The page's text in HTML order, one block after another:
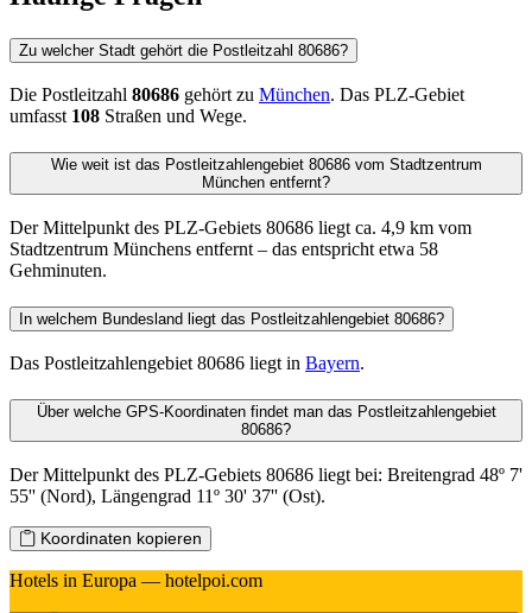
Zu welcher Stadt gehört die Postleitzahl 80686?
Die Postleitzahl 80686 gehört zu München. Das PLZ-Gebiet
umfasst 108 Straßen und Wege.
Wie weit ist das Postleitzahlengebiet 80686 vom Stadtzentrum
München entfernt?
Der Mittelpunkt des PLZ-Gebiets 80686 liegt ca. 4,9 km vom
Stadtzentrum Münchens entfernt – das entspricht etwa 58
Gehminuten.
In welchem Bundesland liegt das Postleitzahlengebiet 80686?
Das Postleitzahlengebiet 80686 liegt in Bayern.
Über welche GPS-Koordinaten findet man das Postleitzahlengebiet
80686?
Der Mittelpunkt des PLZ-Gebiets 80686 liegt bei: Breitengrad 48º 7'
55'' (Nord), Längengrad 11º 30' 37'' (Ost).
Koordinaten kopieren
Hotels in Europa — hotelpoi.com